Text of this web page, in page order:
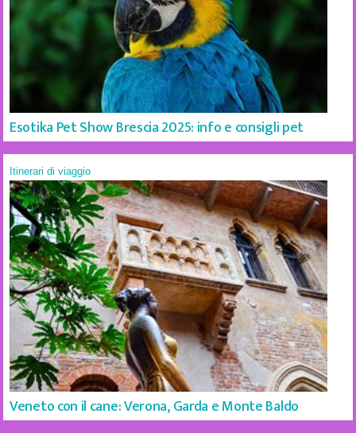
Esotika Pet Show Brescia 2025: info e consigli pet
Itinerari di viaggio
Veneto con il cane: Verona, Garda e Monte Baldo